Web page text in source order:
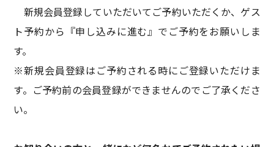
新規会員登録していただいてご予約いただくか、ゲス
ト予約から『申し込みに進む』でご予約をお願いしま
す。
※新規会員登録はご予約される時にご登録いただけま
す。ご予約前の会員登録ができませんのでご了承くださ
い。